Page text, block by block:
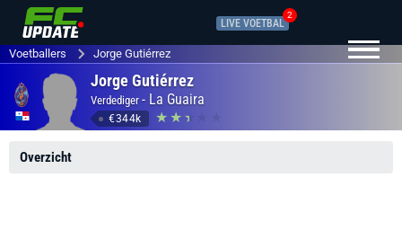
LIVE VOETBAL
2
Voetballers Jorge Gutiérrez
Jorge Gutiérrez
Verdediger - La Guaira
€344k
Overzicht